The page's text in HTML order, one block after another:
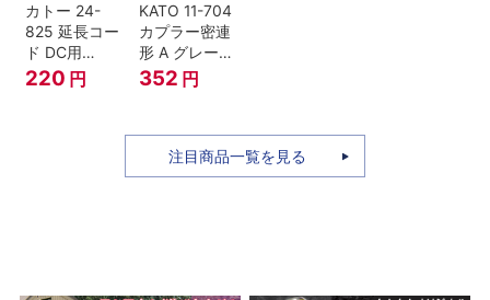
カトー 24-
825 延長コー
ド DC用
(90cm）
220 円
KATO 11-704
カプラー密連
形 A グレー
(20個入) (ア
ーノルドカプ
352 円
注目商品一覧を見る